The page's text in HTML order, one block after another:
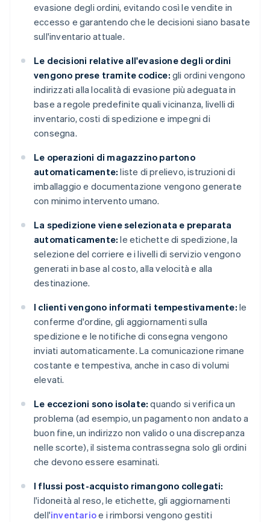
evasione degli ordini, evitando così le vendite in
eccesso e garantendo che le decisioni siano basate
sull'inventario attuale.
Le decisioni relative all'evasione degli ordini
vengono prese tramite codice: gli ordini vengono
indirizzati alla località di evasione più adeguata in
base a regole predefinite quali vicinanza, livelli di
inventario, costi di spedizione e impegni di
consegna.
Le operazioni di magazzino partono
automaticamente: liste di prelievo, istruzioni di
imballaggio e documentazione vengono generate
con minimo intervento umano.
La spedizione viene selezionata e preparata
automaticamente: le etichette di spedizione, la
selezione del corriere e i livelli di servizio vengono
generati in base al costo, alla velocità e alla
destinazione.
I clienti vengono informati tempestivamente: le
conferme d'ordine, gli aggiornamenti sulla
spedizione e le notifiche di consegna vengono
inviati automaticamente. La comunicazione rimane
costante e tempestiva, anche in caso di volumi
elevati.
Le eccezioni sono isolate: quando si verifica un
problema (ad esempio, un pagamento non andato a
buon fine, un indirizzo non valido o una discrepanza
nelle scorte), il sistema contrassegna solo gli ordini
che devono essere esaminati.
I flussi post-acquisto rimangono collegati:
l'idoneità al reso, le etichette, gli aggiornamenti
dell'inventarioe i rimborsi vengono gestiti